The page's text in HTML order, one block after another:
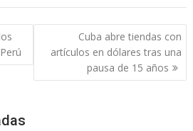
Cuba abre tiendas con
artículos en dólares tras una
pausa de 15 años